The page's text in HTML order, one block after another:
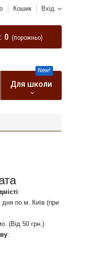
Вхід
Кошик
0 (порожньо)
Для школи
New!
:
дня по м. Київ (при
(Від 50 грн.)
: